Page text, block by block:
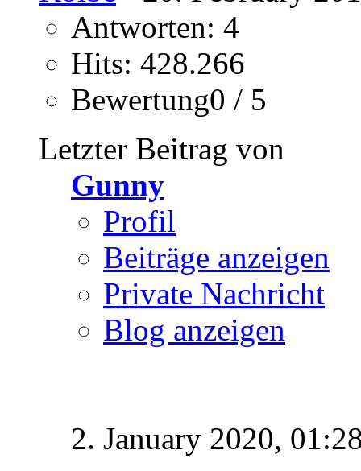
Antworten: 4
Hits: 428.266
Bewertung0 / 5
Letzter Beitrag von
Gunny
Profil
Beiträge anzeigen
Private Nachricht
Blog anzeigen
2. January 2020,